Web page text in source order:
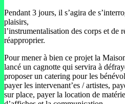
Pendant 3 jours, il s’agira de
plaisirs,
l’instrumentalisation des corps et de
réapproprier.
Pour mener à bien ce projet la
lancé un cagnotte qui servira à
proposer un catering pour les
payer les intervenant’es / artistes,
sur place, payer la location de